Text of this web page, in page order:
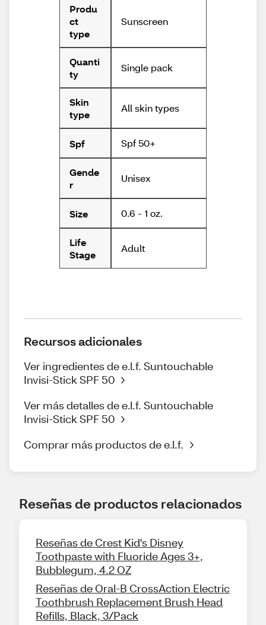
Produ
ct
type
Sunscreen
Quanti
ty
Single pack
Skin
type
All skin types
Spf Spf 50+
Gende
r
Unisex
Size 0.6 - 1 oz.
Life
Stage
Adult
Recursos adicionales
Ver ingredientes de e.l.f. Suntouchable
Invisi-Stick SPF 50
Ver más detalles de e.l.f. Suntouchable
Invisi-Stick SPF 50
Comprar más productos de e.l.f.
Reseñas de productos relacionados
Reseñas de Crest Kid's Disney
Toothpaste with Fluoride Ages 3+,
Bubblegum, 4.2 OZ
Reseñas de Oral-B CrossAction Electric
Toothbrush Replacement Brush Head
Refills, Black, 3/Pack